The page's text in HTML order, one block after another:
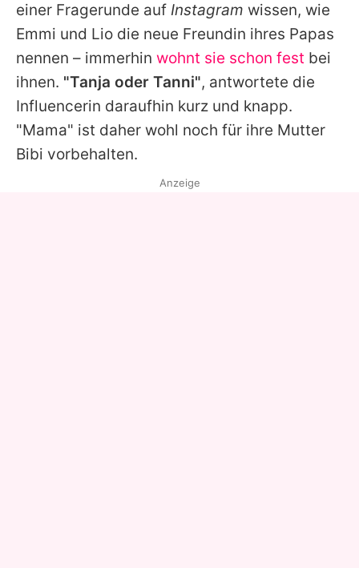
einer Fragerunde auf Instagram wissen, wie
Emmi und Lio die neue Freundin ihres Papas
nennen – immerhin wohnt sie schon fest bei
ihnen. "Tanja oder Tanni", antwortete die
Influencerin daraufhin kurz und knapp.
"Mama" ist daher wohl noch für ihre Mutter
Bibi vorbehalten.
Anzeige